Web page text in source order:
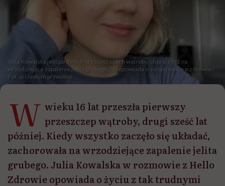
Julia Kowalska jest po dwóch przeszczepach wątroby, choruje też na
wrzodziejące zapalenie jelita grubego. Na opowiada o swojej walce o zdrowie /
Fot. archiwum prywatne
W wieku 16 lat przeszła pierwszy
przeszczep wątroby, drugi sześć lat
później. Kiedy wszystko zaczęło się układać,
zachorowała na wrzodziejące zapalenie jelita
grubego. Julia Kowalska w rozmowie z Hello
Zdrowie opowiada o życiu z tak trudnymi